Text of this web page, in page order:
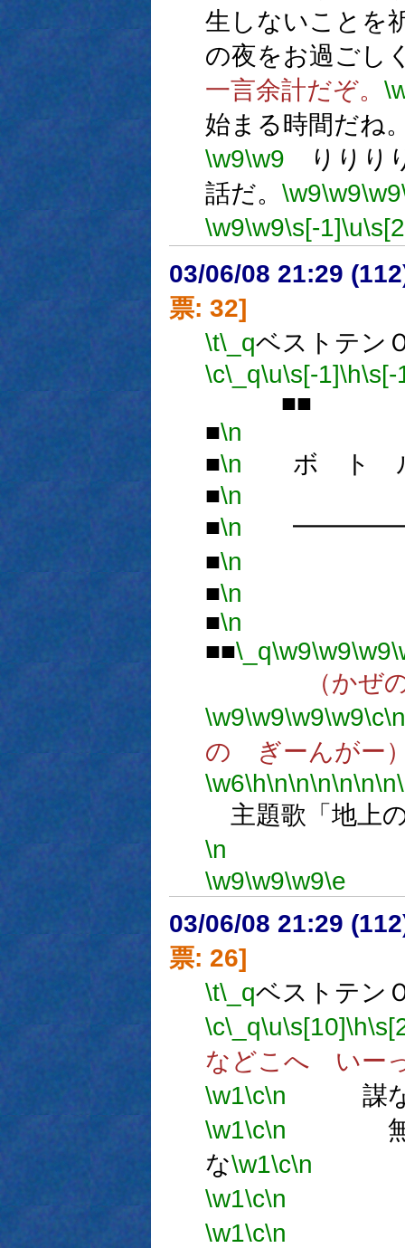
生しないことを
の夜をお過ごし
一言余計だぞ。
始まる時間だね
\w9\w9 りりり
話だ。 \w9\w9\w9
\w9\w9\s[-1]\u
03/06/08 21:29
票: 32]
\t\_qベストテン
\c\_q\u\s[-1]\h\s[-
■\n
■\n ボ ト
■\n
■\n
■\n
■\n
■\n
■■\_q\w9\w9\w9
（かぜのな
\w9\w9\w9\w9\c\n
の ぎーんがー
\w6\h\n\n\n\n\n\n
主題歌「地上
\n
\w9\w9\w9\e
03/06/08 21:29
票: 26]
\t\_qベストテン
\c\_q\u\s[10]\h
などこへ いー
\w1\c\n 謀
\w1\c\n 無
な\w1\c\n
\w1\c\n
\w1\c\n